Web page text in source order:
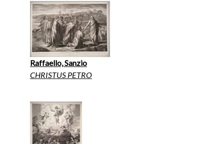
Raffaello, Sanzio
CHRISTUS PETRO